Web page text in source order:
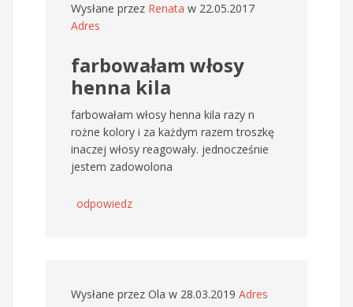
Wysłane przez Renata w 22.05.2017
Adres
farbowałam włosy
henna kila
farbowałam włosy henna kila razy n
rożne kolory i za każdym razem troszkę
inaczej włosy reagowały. jednocześnie
jestem zadowolona
odpowiedz
Wysłane przez Ola w 28.03.2019 Adres